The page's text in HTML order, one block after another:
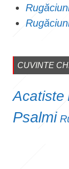
CUVINTE
Acatiste
Psalmi